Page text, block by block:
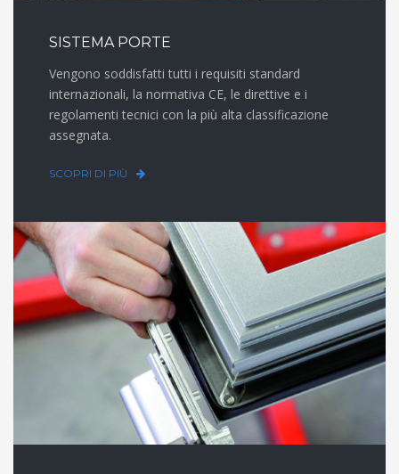
SISTEMA PORTE
Vengono soddisfatti tutti i requisiti standard
internazionali, la normativa CE, le direttive e i
regolamenti tecnici con la più alta classificazione
assegnata.
SCOPRI DI PIÙ